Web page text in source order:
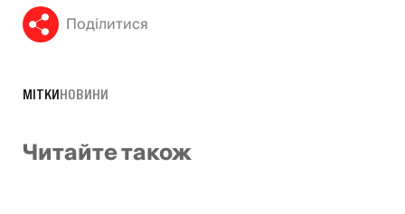
Поділитися
МІТКИНОВИНИ
Читайте також